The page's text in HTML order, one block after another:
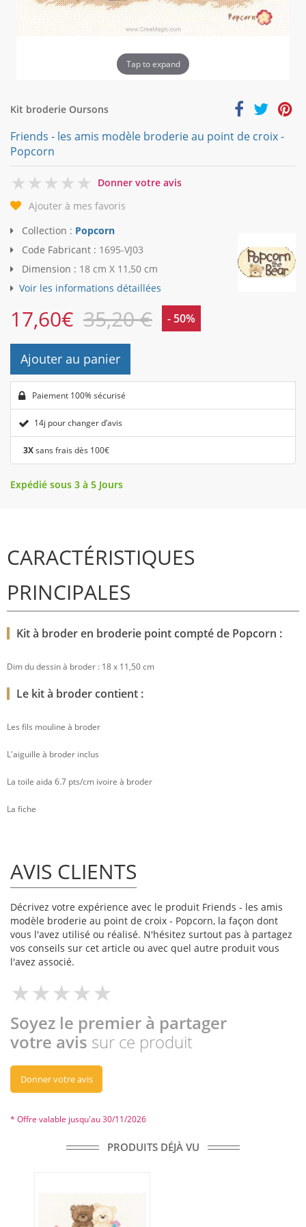
Tap to expand
Kit broderie Oursons
Friends - les amis modèle broderie au point de croix -
Popcorn
0
Donner votre avis
Ajouter à mes favoris
Collection : Popcorn
Code Fabricant : 1695-VJ03
Dimension : 18 cm X 11,50 cm
Voir les informations détaillées
17,60€ 35,20 € - 50%
Ajouter au panier
Paiement 100% sécurisé
14j pour changer d’avis
3Xsans frais dès 100€
Expédié sous 3 à 5 Jours
CARACTÉRISTIQUES
PRINCIPALES
Kit à broder en broderie point compté de Popcorn :
Dim du dessin à broder : 18 x 11,50 cm
Le kit à broder contient :
Les fils mouline à broder
L'aiguille à broder inclus
La toile aida 6.7 pts/cm ivoire à broder
La fiche
AVIS CLIENTS
Décrivez votre expérience avec le produit Friends - les amis
modèle broderie au point de croix - Popcorn, la façon dont
vous l'avez utilisé ou réalisé. N'hésitez surtout pas à partagez
vos conseils sur cet article ou avec quel autre produit vous
l'avez associé.
Soyez le premier à partager
votre avis sur ce produit
Donner votre avis
* Offre valable jusqu'au 30/11/2026
PRODUITS DÉJÀ VU